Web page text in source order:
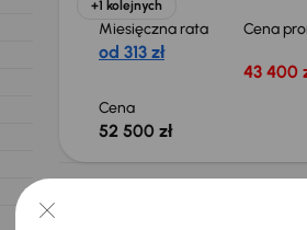
+1 kolejnych
Miesięczna rata
od 313 zł
Cena
43 400
Cena
52 500 zł
Nie wybrałeś auto z